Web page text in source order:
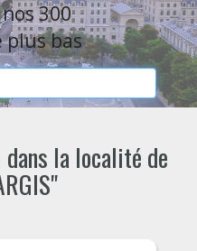
300
plus bas
dans la localité de